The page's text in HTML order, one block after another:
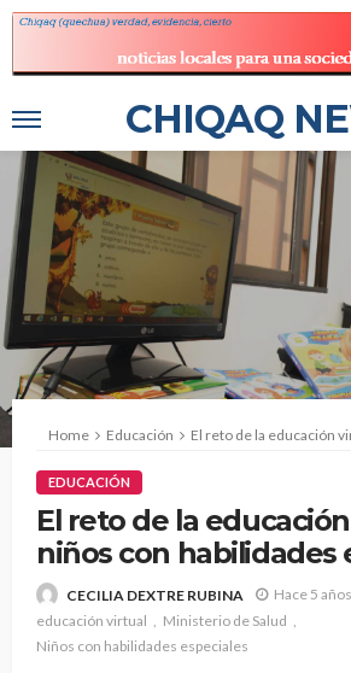
CHIQAQ
Home
Educación El reto de la educación virtual en
EDUCACIÓN
El reto de la
niños con habilidades
CECILIA DEXTRE RUBINA Hace 5 años
educación virtual
Ministerio de Salud
Niños con habilidades especiales